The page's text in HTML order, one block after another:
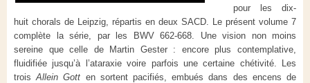
pour les dix-
huit chorals de Leipzig, répartis en deux SACD. Le présent volume 7
complète la série, par les BWV 662-668. Une vision non moins
sereine que celle de Martin Gester : encore plus contemplative,
fluidifiée jusqu’à l’ataraxie voire parfois une certaine chétivité. Les
troisAllein Gott en sortent pacifiés, embués dans des encens de